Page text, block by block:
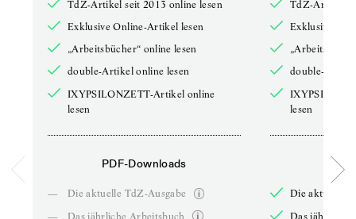
TdZ-Artikel seit 2013 online lesen
Exklusive Online-Artikel lesen
„Arbeitsbücher“ online lesen
double-Artikel online lesen
IXYPSILONZETT-Artikel online
lesen
PDF-Downloads
—
Die aktuelle TdZ-Ausgabe
—
Das jährliche Arbeitsbuch
TdZ-Artikel
Exklusive
double-
lesen
Die aktuelle
Das jährliche